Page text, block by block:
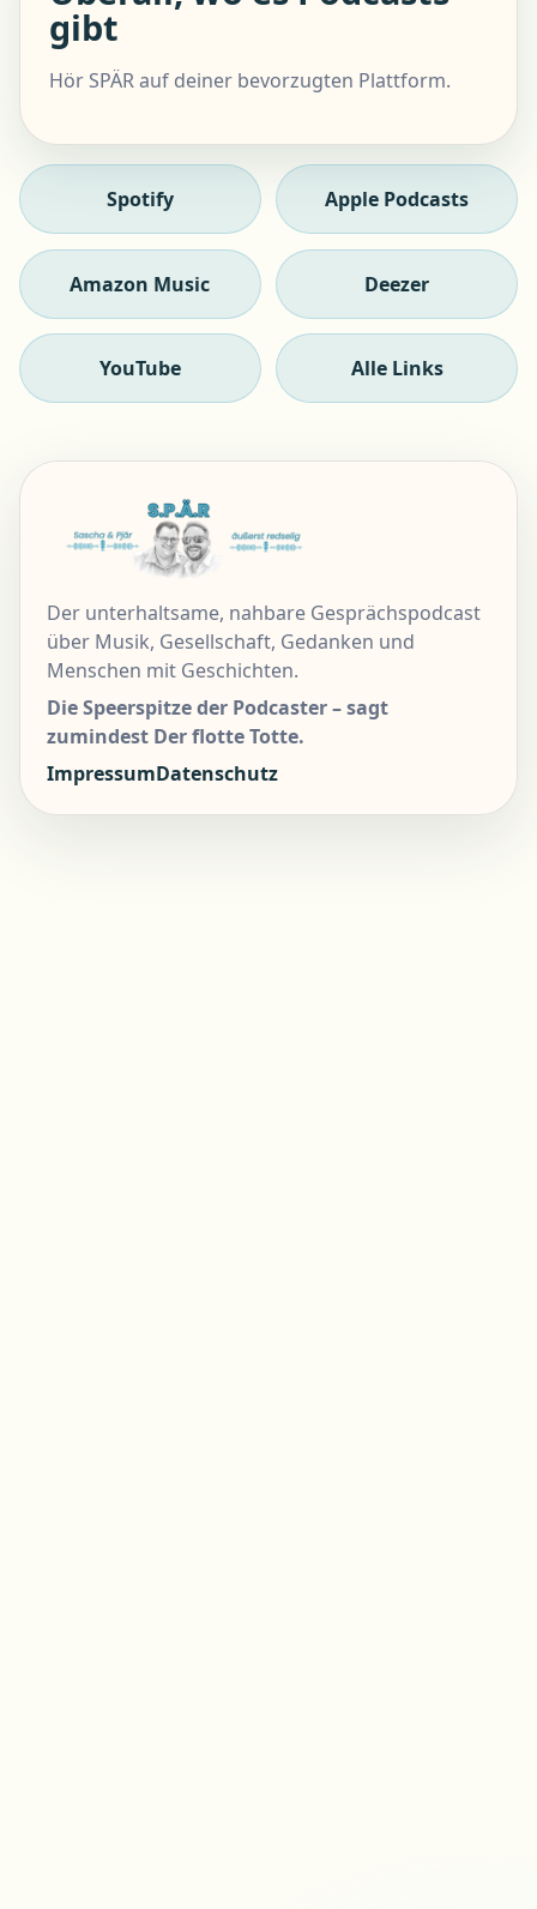
gibt
Hör SPÄR auf deiner bevorzugten Plattform.
Spotify Apple Podcasts
Amazon Music Deezer
YouTube Alle Links
Der unterhaltsame, nahbare Gesprächspodcast
über Musik, Gesellschaft, Gedanken und
Menschen mit Geschichten.
Die Speerspitze der Podcaster – sagt
zumindest Der flotte Totte.
ImpressumDatenschutz